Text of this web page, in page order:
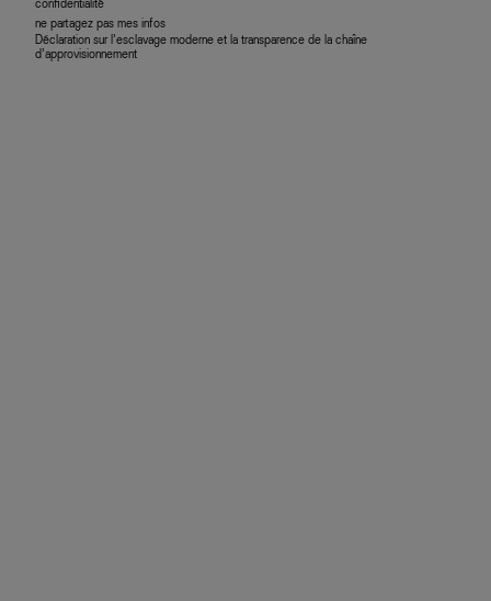
confidentialité
ne partagez pas mes infos
Déclaration sur l’esclavage moderne et la transparence de la chaîne
d’approvisionnement